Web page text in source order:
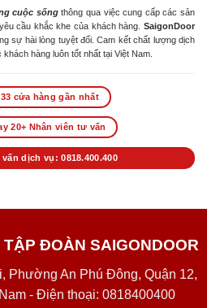
cuộc sốngthông qua việc cung cấp các sản
cầu khắc khe của khách hàng. SaigonDoor
sự hài lòng tuyệt đối. Cam kết chất lượng dịch
hàng luôn tốt nhất tại Việt Nam.
cửa hàng gần nhất
20+ Nhân viên tư vấn
dịch vụ: 0818.400.400
ĐOÀN SAIGONDOOR
Phường An Phú Đông, Quận 12,
- Điện thoại: 0818400400